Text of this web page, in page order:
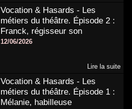
Vocation & Hasards - Les
métiers du théâtre. Épisode 2 :
Franck, régisseur son
12/06/2026
Lire la suite
Vocation & Hasards - Les
métiers du théâtre. Épisode 1 :
Mélanie, habilleuse